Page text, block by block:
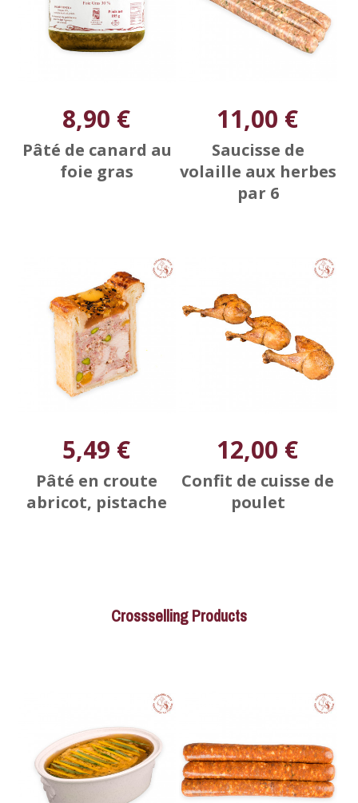
8,90 €
Pâté de canard au
foie gras
11,00 €
Saucisse de
volaille aux herbes
par 6
5,49 €
Pâté en croute
abricot, pistache
12,00 €
Confit de cuisse de
poulet
Crossselling Products